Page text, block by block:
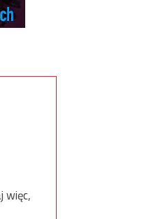
więc,